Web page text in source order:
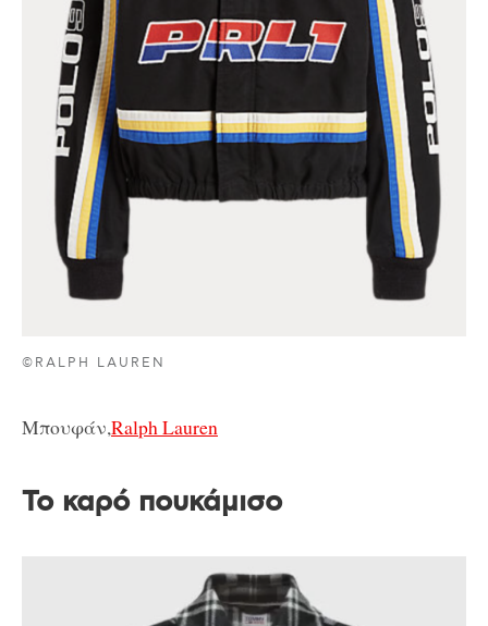
©RALPH LAUREN
Μπουφάν,Ralph Lauren
Το καρό πουκάμισο